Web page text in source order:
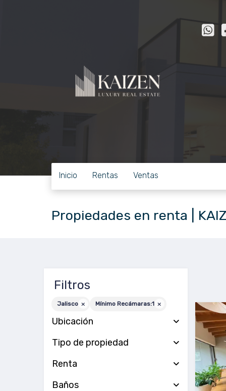
Inicio Rentas Ventas
Propiedades en renta |
Filtros
Jalisco Mínimo Recámaras:1
Ubicación
Tipo de propiedad
Renta
Baños